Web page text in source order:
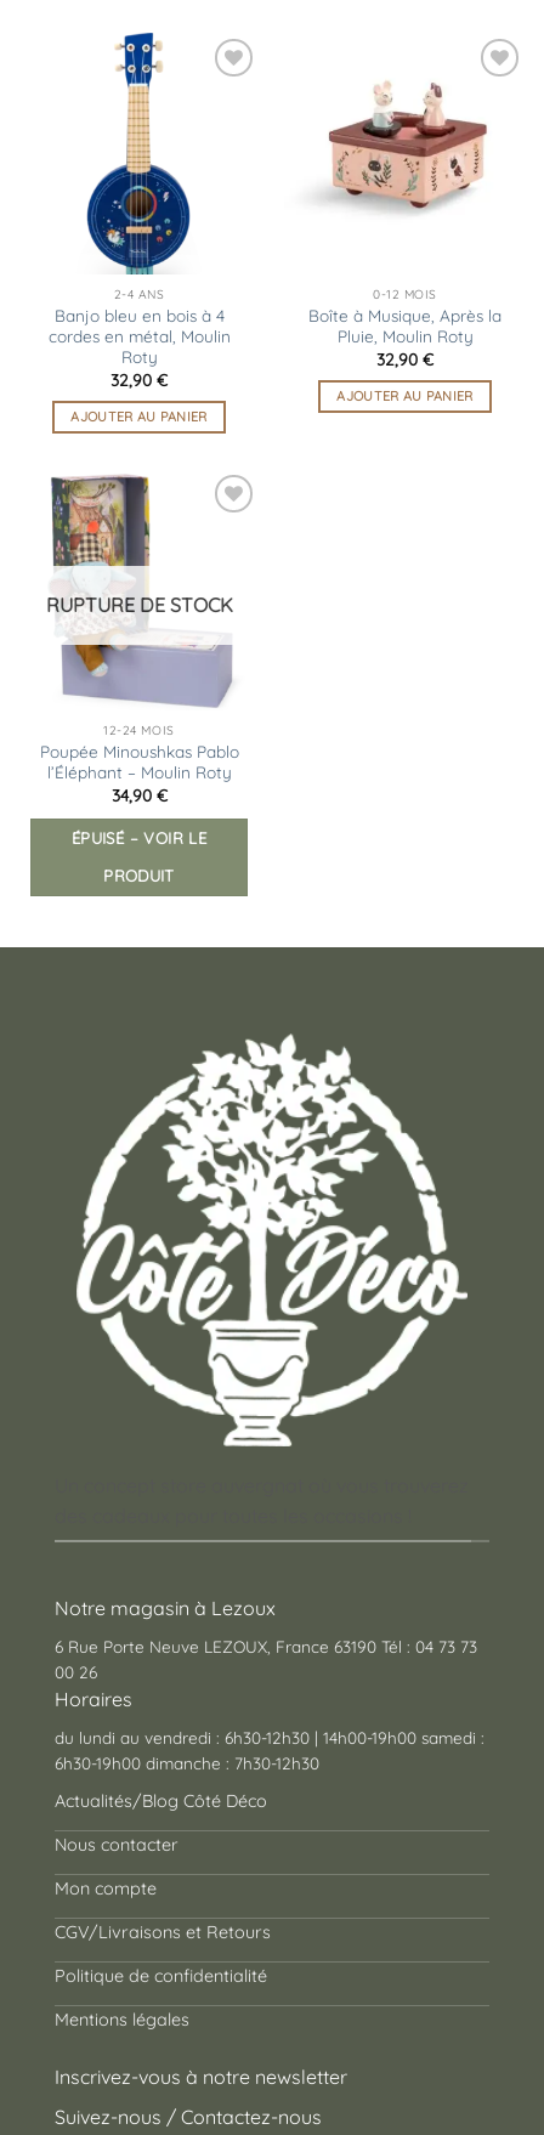
2-4 ANS
Banjo bleu en bois à 4
cordes en métal, Moulin
Roty
32,90 €
AJOUTER AU PANIER
liste
d’envies
0-12 MOIS
Boîte à Musique, Après la
Pluie, Moulin Roty
32,90 €
AJOUTER AU PANIER
RUPTURE DE STOCK
12-24 MOIS
Poupée Minoushkas Pablo
l’Éléphant – Moulin Roty
34,90 €
ÉPUISÉ – VOIR LE
PRODUIT
Notre magasin à Lezoux
6 Rue Porte Neuve LEZOUX, France 63190 Tél : 04 73 73
00 26
Horaires
du lundi au vendredi : 6h30-12h30 | 14h00-19h00 samedi :
6h30-19h00 dimanche : 7h30-12h30
Actualités/Blog Côté Déco
Nous contacter
Mon compte
CGV/Livraisons et Retours
Politique de confidentialité
Mentions légales
Inscrivez-vous à notre newsletter
Suivez-nous / Contactez-nous